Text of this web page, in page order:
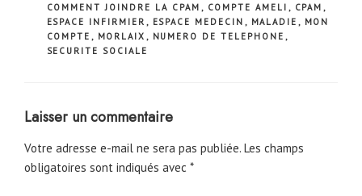
COMMENT JOINDRE LA CPAM , COMPTE AMELI , CPAM ,
ESPACE INFIRMIER , ESPACE MEDECIN , MALADIE , MON
COMPTE , MORLAIX , NUMERO DE TELEPHONE ,
SECURITE SOCIALE
Laisser un commentaire
Votre adresse e-mail ne sera pas publiée. Les champs
obligatoires sont indiqués avec *